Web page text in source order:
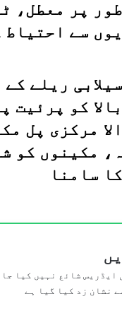
پر معطل،
سے احتیاط
ریلے کے
کو پرئیت
مرکزی پل
مکینوں کو
سامنا
ایڈریس شائع نہیں کیا
نشان زد کیا گیا ہے